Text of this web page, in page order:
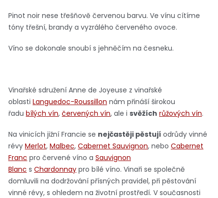
Pinot noir nese třešňově červenou barvu. Ve vínu cítíme
tóny třešní, brandy a vyzrálého červeného ovoce.
Víno se dokonale snoubí s jehněčím na česneku.
Vinařské sdružení Anne de Joyeuse z vinařské
oblasti Languedoc-Roussillon nám přináší širokou
řadu bílých vín, červených vín, ale i svěžích růžových vín.
Na vinicích jižní Francie se nejčastěji pěstují odrůdy vinné
révy Merlot, Malbec, Cabernet Sauvignon, nebo Cabernet
Franc pro červené víno a Sauvignon
Blanc s Chardonnay pro bílé víno. Vinaři se společně
domluvili na dodržování přísných pravidel, při pěstování
vinné révy, s ohledem na životní prostředí. V současnosti